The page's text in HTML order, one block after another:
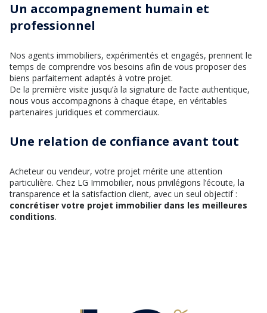
Un accompagnement humain et
professionnel
Nos agents immobiliers, expérimentés et engagés, prennent le
temps de comprendre vos besoins afin de vous proposer des
biens parfaitement adaptés à votre projet.
De la première visite jusqu’à la signature de l’acte authentique,
nous vous accompagnons à chaque étape, en véritables
partenaires juridiques et commerciaux.
Une relation de confiance avant tout
Acheteur ou vendeur, votre projet mérite une attention
particulière. Chez LG Immobilier, nous privilégions l’écoute, la
transparence et la satisfaction client, avec un seul objectif :
concrétiser votre projet immobilier dans les meilleures
conditions.